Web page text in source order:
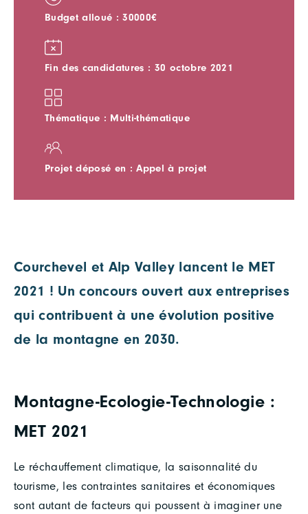
Budget alloué : 30000€
Fin des candidatures : 30 octobre 2021
Thématique : Multi-thématique
Projet déposé en : Appel à projet
Courchevel et Alp Valley lancent le MET
2021 ! Un concours ouvert aux entreprises
qui contribuent à une évolution positive
de la montagne en 2030.
Montagne-Ecologie-Technologie :
MET 2021
Le réchauffement climatique, la saisonnalité du
tourisme, les contraintes sanitaires et économiques
sont autant de facteurs qui poussent à imaginer une